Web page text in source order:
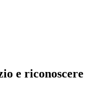
e riconoscere